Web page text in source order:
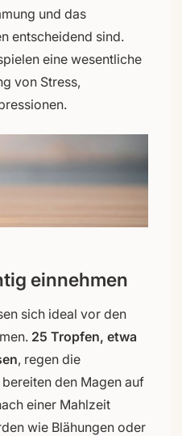
und das
entscheidend sind.
eine wesentliche
von Stress,
einnehmen
sich ideal vor den
25 Tropfen, etwa
, regen die
den Magen auf
einer Mahlzeit
wie Blähungen oder